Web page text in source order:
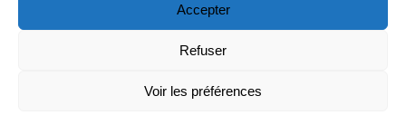
Accepter
Refuser
Voir les préférences
Mentions légales